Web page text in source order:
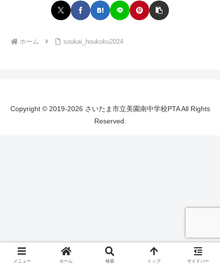
ホーム soukai_houkoku2024
Copyright © 2019-2026 さいたま市立美園南中学校PTA All Rights
Reserved.
メニュー ホーム 検索 トップ サイドバー